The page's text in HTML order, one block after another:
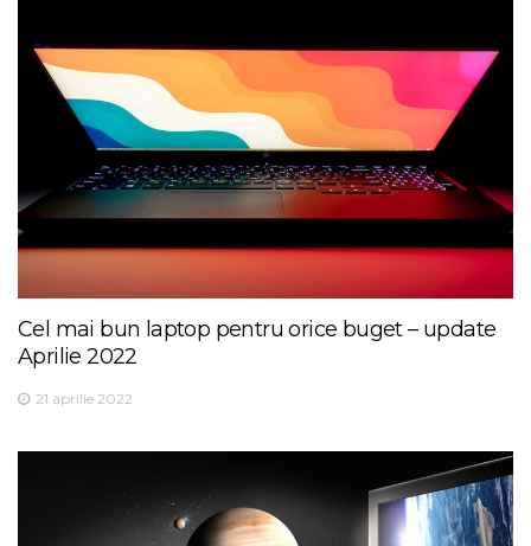
Cel mai bun laptop pentru orice buget – update
Aprilie 2022
21 aprilie 2022